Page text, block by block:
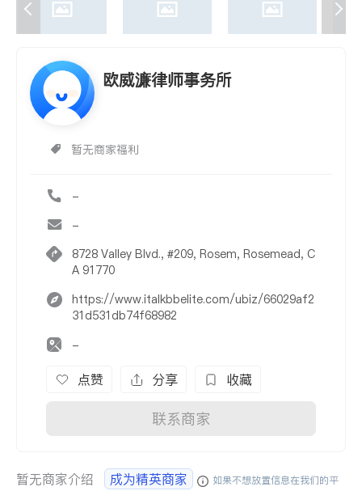
欧威濂律师事务所
暂无商家福利
-
-
8728 Valley Blvd., #209, Rosem, Rosemead, C
A 91770
https://www.italkbbelite.com/ubiz/66029af2
31d531db74f68982
-
点赞 分享 收藏
联系商家
暂无商家介绍 成为精英商家
如果不想放置信息在我们的平